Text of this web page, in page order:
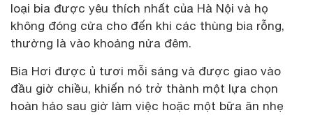
loại bia được yêu thích nhất của Hà Nội và họ
không đóng cửa cho đến khi các thùng bia rỗng,
thường là vào khoảng nửa đêm.
Bia Hơi được ủ tươi mỗi sáng và được giao vào
đầu giờ chiều, khiến nó trở thành một lựa chọn
hoàn hảo sau giờ làm việc hoặc một bữa ăn nhẹ